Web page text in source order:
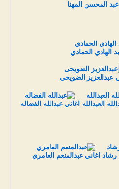
عبد المحسن المهنا
الهادي الحمادي
عبدالعزيز الضويحى
العبدالله اغاني عبدالله الفضاله
رشاد اغاني عبدالمنعم العامري